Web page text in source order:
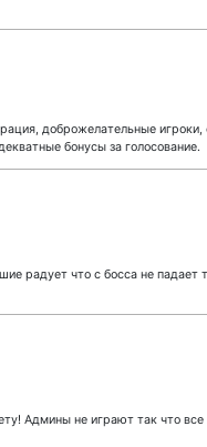
доброжелательные
бонусы за голосование.
радует что с босса не
Админы не играют так что